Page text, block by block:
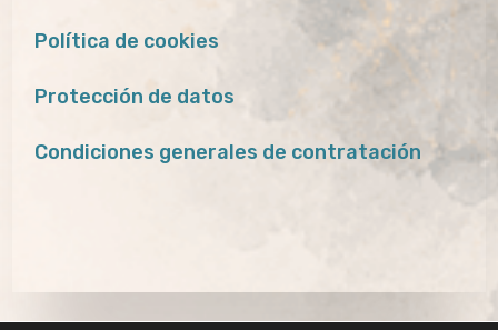
Política de cookies
Protección de datos
Condiciones generales de contratación